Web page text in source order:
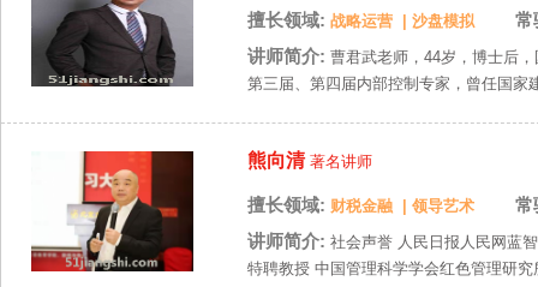
擅长领域: 战略运营 沙盘模拟
常
讲师简介: 曹君武老师，44岁，博士后
第三届、第四届内部控制专家，曾任国家
熊向清 著名讲师
擅长领域: 财税金融 领导艺术
常
讲师简介: 社会声誉 人民日报人民网蓝
特聘教授 中国管理科学学会红色管理研